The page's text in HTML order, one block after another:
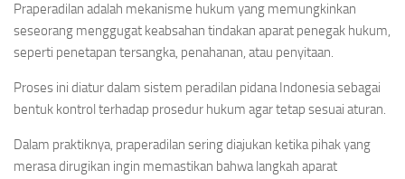
Praperadilan adalah mekanisme hukum yang memungkinkan
seseorang menggugat keabsahan tindakan aparat penegak hukum,
seperti penetapan tersangka, penahanan, atau penyitaan.
Proses ini diatur dalam sistem peradilan pidana Indonesia sebagai
bentuk kontrol terhadap prosedur hukum agar tetap sesuai aturan.
Dalam praktiknya, praperadilan sering diajukan ketika pihak yang
merasa dirugikan ingin memastikan bahwa langkah aparat